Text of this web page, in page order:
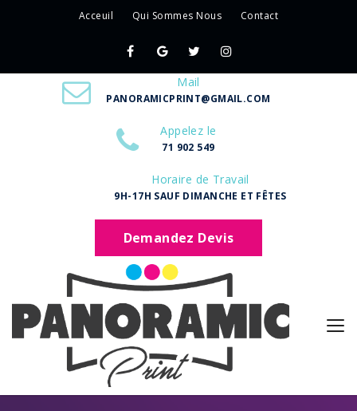
Acceuil Qui Sommes Nous Contact
Mail
PANORAMICPRINT@GMAIL.COM
Appelez le
71 902 549
Horaire de Travail
9H-17H SAUF DIMANCHE ET FÊTES
Demandez Devis